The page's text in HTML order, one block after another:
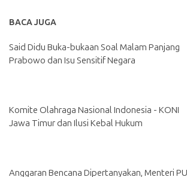
BACA JUGA
Said Didu Buka-bukaan Soal Malam Panjang
Prabowo dan Isu Sensitif Negara
Komite Olahraga Nasional Indonesia - KONI
Jawa Timur dan Ilusi Kebal Hukum
Anggaran Bencana Dipertanyakan, Menteri PU